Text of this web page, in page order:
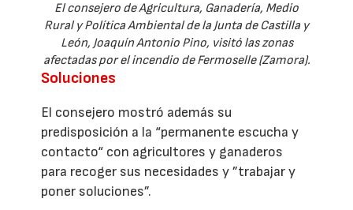
El consejero de Agricultura, Ganadería, Medio
Rural y Política Ambiental de la Junta de Castilla y
León, Joaquín Antonio Pino, visitó las zonas
afectadas por el incendio de Fermoselle (Zamora).
Soluciones
El consejero mostró además su
predisposición a la “permanente escucha y
contacto“ con agricultores y ganaderos
para recoger sus necesidades y ”trabajar y
poner soluciones”.